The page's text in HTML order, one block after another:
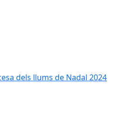
dels llums de Nadal 2024